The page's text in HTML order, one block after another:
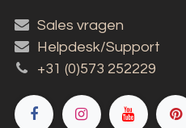
Sales vragen
Helpdesk/Support
+31 (0)573 252229